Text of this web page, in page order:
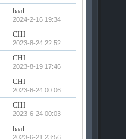
baal
2024-2-16 19:34
CHI
2023-8-24 22:52
CHI
2023-8-19 17:46
CHI
2023-6-24 00:06
CHI
2023-6-24 00:03
baal
2023-6-21 23:56